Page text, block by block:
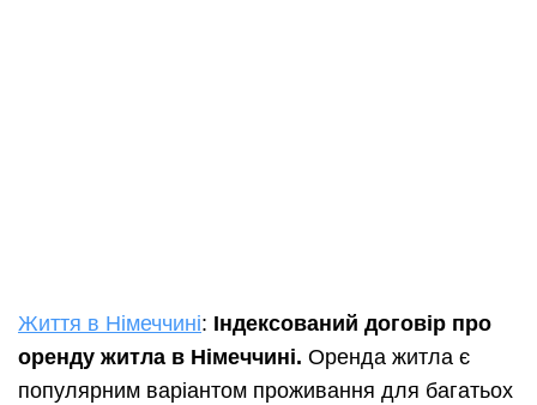
Життя в Німеччині: Індексований договір про
оренду житла в Німеччині. Оренда житла є
популярним варіантом проживання для багатьох